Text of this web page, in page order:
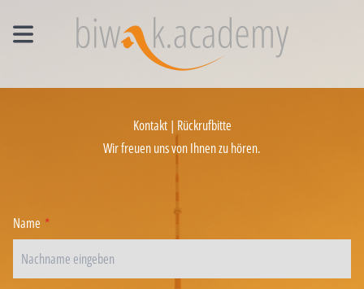
WORKSHOPS
UNTERNEHMENS- UND VERTRIEBSFACHWIRT®
Kontakt | Rückrufbitte
Wir freuen uns von Ihnen zu hören.
Name *